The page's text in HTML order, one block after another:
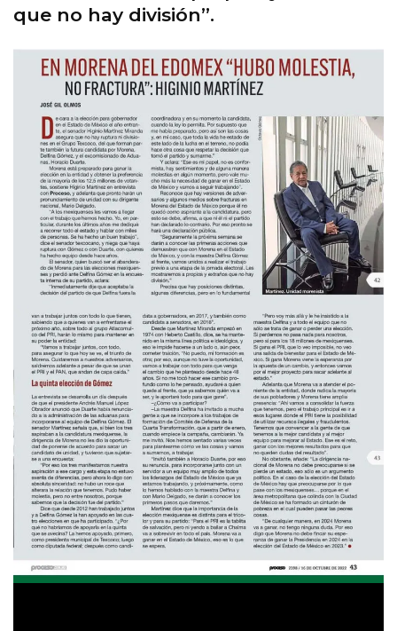
que no hay división”.